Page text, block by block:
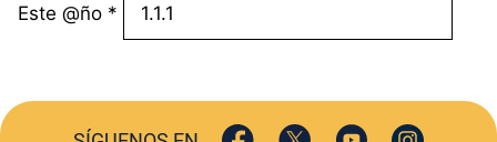
Este @ño *